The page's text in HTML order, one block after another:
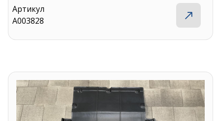
Артикул
A003828